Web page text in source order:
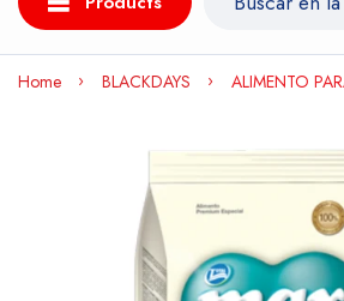
Home BLACKDAYS ALIMENTO